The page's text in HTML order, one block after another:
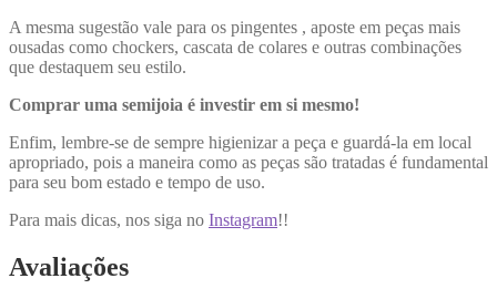
A mesma sugestão vale para os pingentes , aposte em peças mais
ousadas como chockers, cascata de colares e outras combinações
que destaquem seu estilo.
Comprar uma semijoia é investir em si mesmo!
Enfim, lembre-se de sempre higienizar a peça e guardá-la em local
apropriado, pois a maneira como as peças são tratadas é fundamental
para seu bom estado e tempo de uso.
Para mais dicas, nos siga no Instagram!!
Avaliações